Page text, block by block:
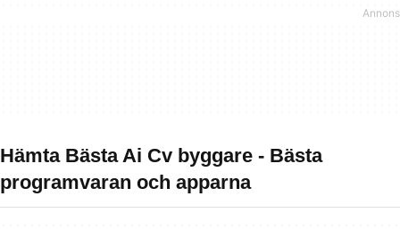
Hämta Bästa Ai Cv byggare - Bästa
programvaran och apparna